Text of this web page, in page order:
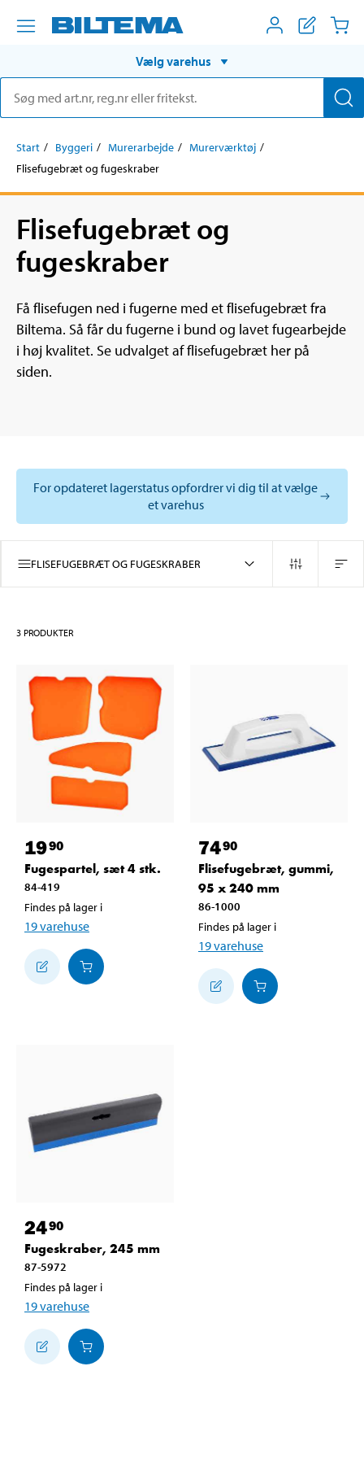
Vælg varehus
Start Byggeri Murerarbejde
Murerværktøj
Flisefugebræt og fugeskraber
Flisefugebræt og
fugeskraber
Få flisefugen ned i fugerne med et flisefugebræt fra
Biltema. Så får du fugerne i bund og lavet fugearbejde
i høj kvalitet. Se udvalget af flisefugebræt her på
siden.
For opdateret lagerstatus opfordrer vi dig til at vælge
et varehus
FLISEFUGEBRÆT OG FUGESKRABER
3 PRODUKTER
1990
Fugespartel, sæt 4 stk.
84-419
Findes på lager i
19varehuse
7490
Flisefugebræt, gummi,
95 x 240 mm
86-1000
Findes på lager i
19varehuse
2490
Fugeskraber, 245 mm
87-5972
Findes på lager i
19varehuse